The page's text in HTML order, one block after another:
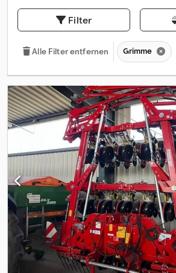
Filter
Alle Filter entfernen Grimme